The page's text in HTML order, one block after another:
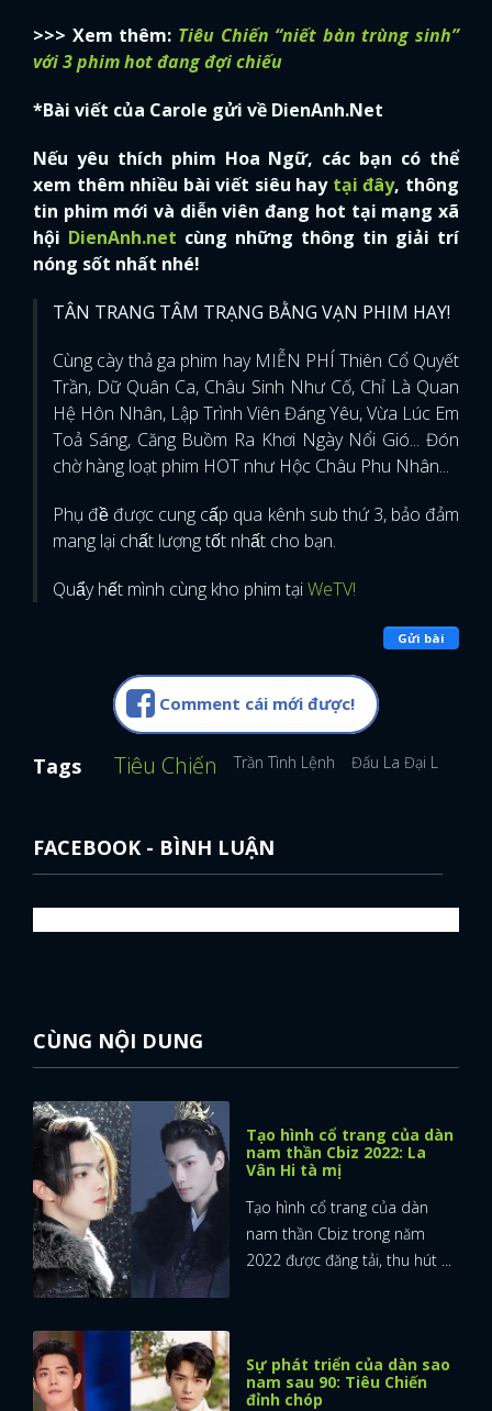
>>> Xem thêm: Tiêu Chiến “niết bàn trùng sinh”
với 3 phim hot đang đợi chiếu
*Bài viết của Carole gửi về DienAnh.Net
Nếu yêu thích phim Hoa Ngữ, các bạn có thể
xem thêm nhiều bài viết siêu hay tại đây, thông
tin phim mới và diễn viên đang hot tại mạng xã
hội DienAnh.net cùng những thông tin giải trí
nóng sốt nhất nhé!
TÂN TRANG TÂM TRẠNG BẰNG VẠN PHIM HAY!
Cùng cày thả ga phim hay MIỄN PHÍ Thiên Cổ Quyết
Trần, Dữ Quân Ca, Châu Sinh Như Cố, Chỉ Là Quan
Hệ Hôn Nhân, Lập Trình Viên Đáng Yêu, Vừa Lúc Em
Toả Sáng, Căng Buồm Ra Khơi Ngày Nổi Gió... Đón
chờ hàng loạt phim HOT như Hộc Châu Phu Nhân...
Phụ đề được cung cấp qua kênh sub thứ 3, bảo đảm
mang lại chất lượng tốt nhất cho bạn.
Quẩy hết mình cùng kho phim tạiWeTV!
Gửi bài
Comment cái mới được!
Tags Tiêu Chiến Trần Tình Lệnh Đấu La Đại Lục
FACEBOOK - BÌNH LUẬN
CÙNG NỘI DUNG
Tạo hình cổ trang của dàn
nam thần Cbiz 2022: La
Vân Hi tà mị
Tạo hình cổ trang của dàn
nam thần Cbiz trong năm
2022 được đăng tải, thu hút ...
Sự phát triển của dàn sao
nam sau 90: Tiêu Chiến
đỉnh chóp